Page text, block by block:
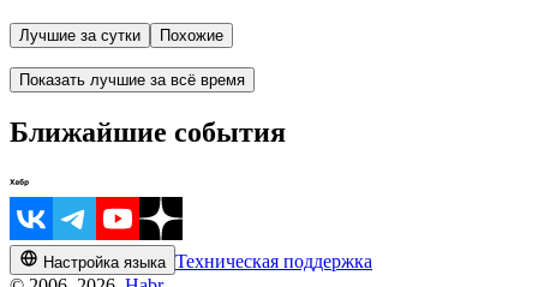
Лучшие за сутки Похожие
Показать лучшие за всё время
Ближайшие события
Настройка языка Техническая поддержка